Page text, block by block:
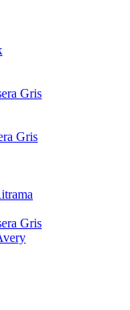
Gris
Gris
Gris